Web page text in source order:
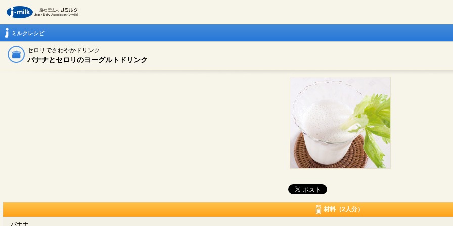
ミルクレシピ
セロリでさわやかドリンク
バナナとセロリのヨーグルトドリンク
材料（2人分）